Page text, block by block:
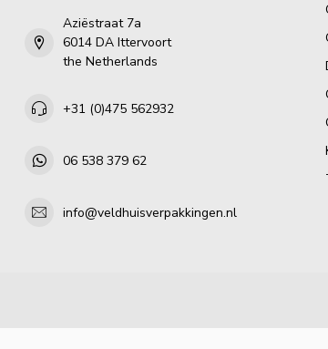
Aziëstraat 7a
6014 DA Ittervoort
the Netherlands
+31 (0)475 562932
06 538 379 62
info@veldhuisverpakkingen.nl